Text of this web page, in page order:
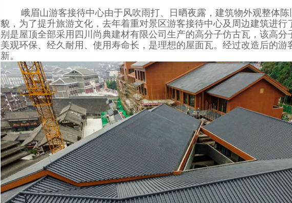
峨眉山游客接待中心由于风吹雨打、日晒夜露，建筑物外观整体陈
貌，为了提升旅游文化，去年着重对景区游客接待中心及周边建筑进行
别是屋顶全部采用 四川尚典建材有限公司 生产的高分子仿古瓦 ，该高分
美观环保、经久耐用、使用寿命长，是理想的屋面瓦。经过改造后的游
新。